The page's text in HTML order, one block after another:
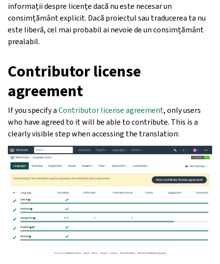
informații despre licențe dacă nu este necesar un
consimțământ explicit. Dacă proiectul sau traducerea ta nu
este liberă, cel mai probabil ai nevoie de un consimțământ
prealabil.
Contributor license
agreement
If you specify aContributor license agreement, only users
who have agreed to it will be able to contribute. This is a
clearly visible step when accessing the translation: